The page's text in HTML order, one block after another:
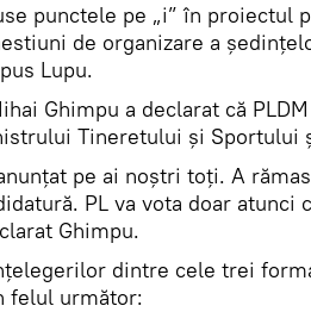
punctele pe „i” în proiectul
de organizare a
Lupu.
Ghimpu a declarat că
Tineretului şi
pe ai noştri toţi. A
PL va vota doar atunci
Ghimpu.
dintre cele trei
felul următor: